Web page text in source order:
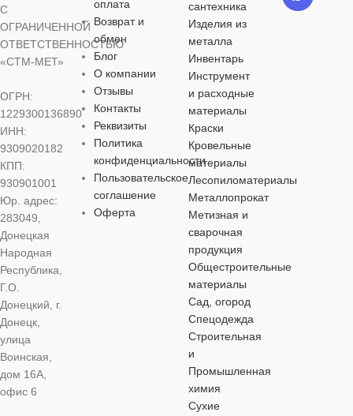
НАПРЯЖЕНИЕ
10 А
пластик
250 В
пластик
С
ОГРАНИЧЕННОЙ
ОТВЕТСТВЕННОСТЬЮ
«СТМ-МЕТ»
ОГРН:
1229300136890
ИНН:
9309020182
КПП:
930901001
Юр. адрес:
283049,
Донецкая
Народная
Республика,
Г.О.
Донецкий, г.
Донецк,
улица
Воинская,
дом 16А,
офис 6
оплата
Возврат и
обмен
Блог
О компании
Отзывы
Контакты
Реквизиты
Политика
конфиденциальности
Пользовательское
соглашение
Оферта
сантехника
Изделия из
металла
Инвентарь
Инструмент
и расходные
материалы
Краски
Кровельные
материалы
Лесопиломатериалы
Металлопрокат
Метизная и
сварочная
продукция
Общестроительные
материалы
Сад, огород
Спецодежда
Строительная
и
Промышленная
химия
Сухие